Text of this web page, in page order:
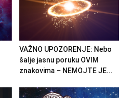
VAŽNO UPOZORENJE: Nebo
šalje jasnu poruku OVIM
znakovima – NEMOJTE JE...